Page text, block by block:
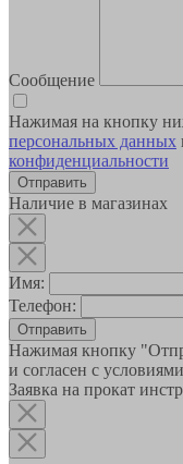
Сообщение
Нажимая на кнопку
персональных данных
конфиденциальности
Наличие в магазинах
Имя:
Телефон:
Отправить
Нажимая кнопку
и согласен с условиями
Заявка на прокат